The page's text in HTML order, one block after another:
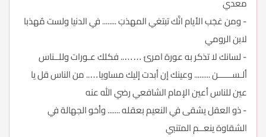
- ومن عَجَب الأيام انَّك تبتغي المهذبَ ........ في الدنيا ولست مُهذبا
لابن الرومي
- لسانك لا تذكر به عورة امرئ …….. فكلك عـورات وللــناس
ألـســــــن ......... وعينك إن أبدت إليك مساويا….. من الناس قل يا
عين للناس أعين الإمام الشافعي رضي الله عنه
- ذو العقل يشقى في النعيم بعقله ....... وأخو الجهالة في
الشقاوة ينعــم المتنبي